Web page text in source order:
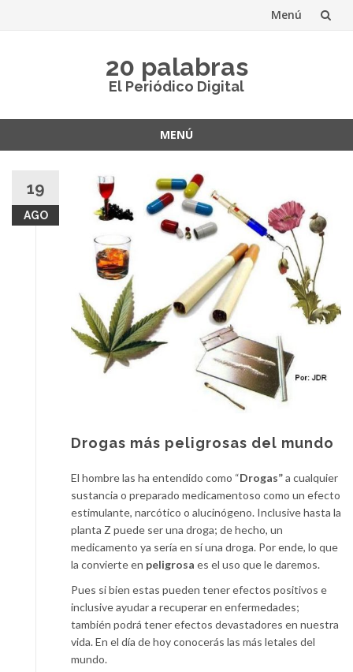
Menú
20 palabras
El Periódico Digital
MENÚ
contenido
19
AGO
Drogas más peligrosas del mundo
El hombre las ha entendido como “Drogas”a cualquier
sustancia o preparado medicamentoso como un efecto
estimulante, narcótico o alucinógeno. Inclusive hasta la
planta Z puede ser una droga; de hecho, un
medicamento ya sería en sí una droga. Por ende, lo que
la convierte en peligrosa es el uso que le daremos.
Pues si bien estas pueden tener efectos positivos e
inclusive ayudar a recuperar en enfermedades;
también podrá tener efectos devastadores en nuestra
vida. En el día de hoy conocerás las más letales del
mundo.